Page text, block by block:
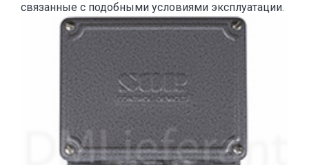
связанные с подобными условиями эксплуатации.